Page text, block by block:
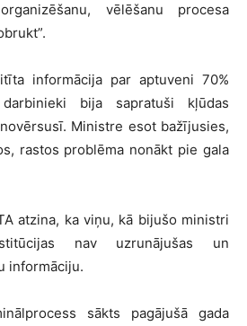
vēlēšanu procesa
informācija par aptuveni 70%
bija sapratuši kļūdas
Ministre esot bažījusies,
rastos problēma nonākt pie gala
atzina, ka viņu, kā bijušo ministri
nav uzrunājušas un
informāciju.
sākts pagājušā gada